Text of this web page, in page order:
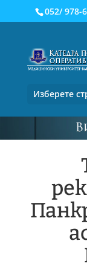
052/ 978-
Изберете